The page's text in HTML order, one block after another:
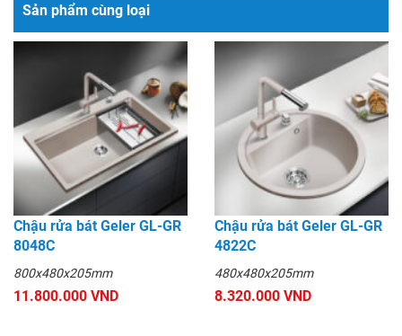
Sản phẩm cùng loại
Chậu rửa bát Geler GL-GR
8048C
800x480x205mm
11.800.000 VND
Chậu rửa bát Geler GL-GR
4822C
480x480x205mm
8.320.000 VND